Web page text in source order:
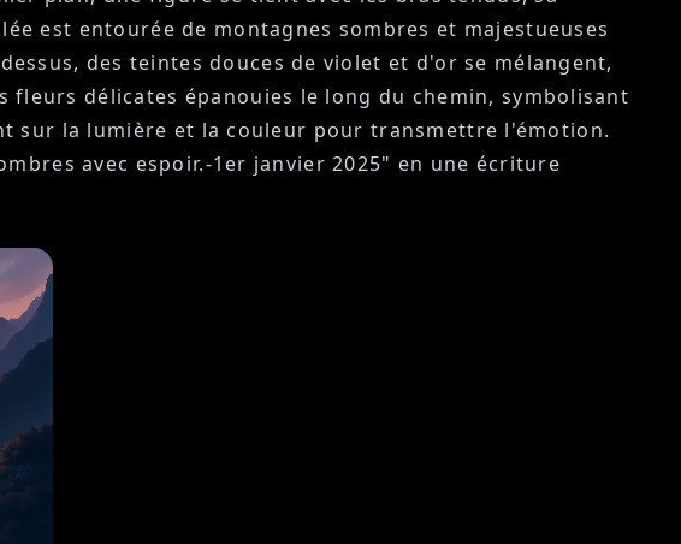
est entourée de montagnes sombres et majestueuses
des teintes douces de violet et d'or se mélangent,
délicates épanouies le long du chemin, symbolisant
sur la lumière et la couleur pour transmettre l'émotion.
avec espoir.-1er janvier 2025" en une écriture